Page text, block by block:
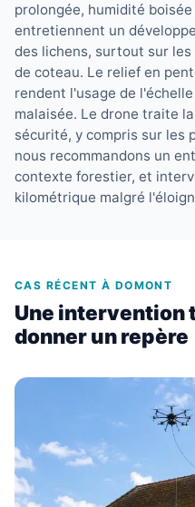
prolongée, humidité
entretiennent un
des lichens, surtout sur
de coteau. Le relief en
rendent l'usage de
malaisée. Le drone traite
sécurité, y compris sur les
nous recommandons un
contexte forestier, et
kilométrique malgré
CAS RÉCENT À DOMONT
Une intervention
donner un repère